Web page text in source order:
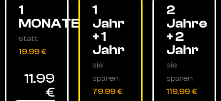
1
MONATE
statt
19.99 €
11.99
€
1
Jahr
+ 1
Jahr
sie
sparen
79.99 €
2
Jahre
+ 2
Jahr
sie
sparen
119.99 €